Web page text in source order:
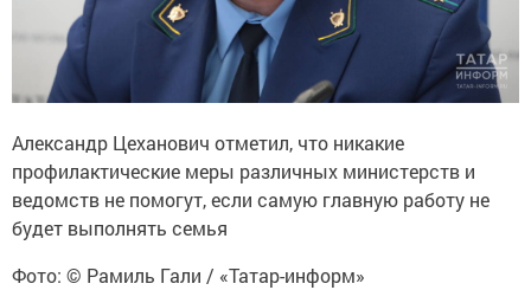
Александр Цеханович отметил, что никакие
профилактические меры различных министерств и
ведомств не помогут, если самую главную работу не
будет выполнять семья
Фото: © Рамиль Гали / «Татар-информ»